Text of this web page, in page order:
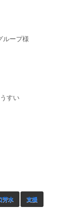
ループ様
すい
芳水 支援